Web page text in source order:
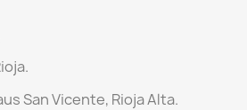
San Vicente, Rioja Alta.